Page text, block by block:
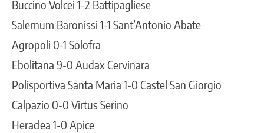
Buccino Volcei 1-2 Battipagliese
Salernum Baronissi 1-1 Sant’Antonio Abate
Agropoli 0-1 Solofra
Ebolitana 9-0 Audax Cervinara
Polisportiva Santa Maria 1-0 Castel San Giorgio
Calpazio 0-0 Virtus Serino
Heraclea 1-0 Apice